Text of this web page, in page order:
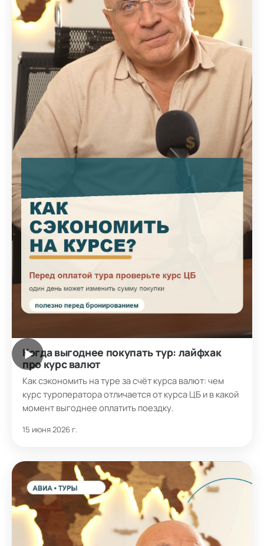
▶
Когда выгоднее покупать тур: лайфхак
про курс валют
Как сэкономить на туре за счёт курса валют: чем
курс туроператора отличается от курса ЦБ и в какой
момент выгоднее оплатить поездку.
15 июня 2026 г.